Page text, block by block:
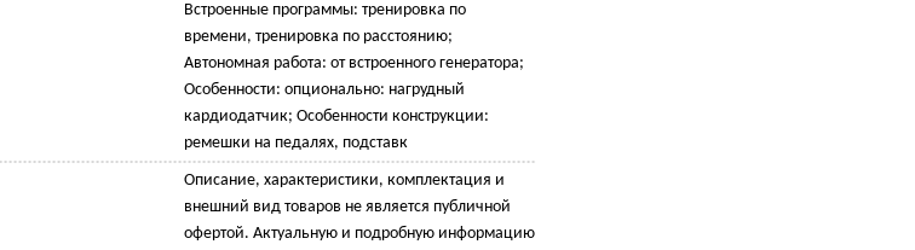
Встроенные программы: тренировка по
времени, тренировка по расстоянию;
Автономная работа: от встроенного генератора;
Особенности: опционально: нагрудный
кардиодатчик; Особенности конструкции:
ремешки на педалях, подставк
Описание, характеристики, комплектация и
внешний вид товаров не является публичной
офертой. Актуальную и подробную информацию